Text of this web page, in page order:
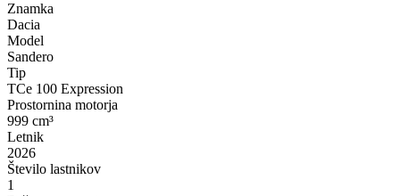
Znamka
Dacia
Model
Sandero
Tip
TCe 100 Expression
Prostornina motorja
999 cm³
Letnik
2026
Število lastnikov
1